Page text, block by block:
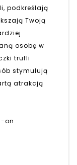
podkreślają
Twoją
osobę w
trufli
stymulują
atrakcją
on